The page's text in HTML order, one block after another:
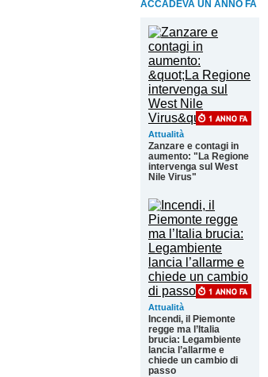
ACCADEVA UN ANNO FA
Attualità
Zanzare e contagi in
aumento: "La Regione
intervenga sul West
Nile Virus"
Attualità
Incendi, il Piemonte
regge ma l’Italia
brucia: Legambiente
lancia l’allarme e
chiede un cambio di
passo